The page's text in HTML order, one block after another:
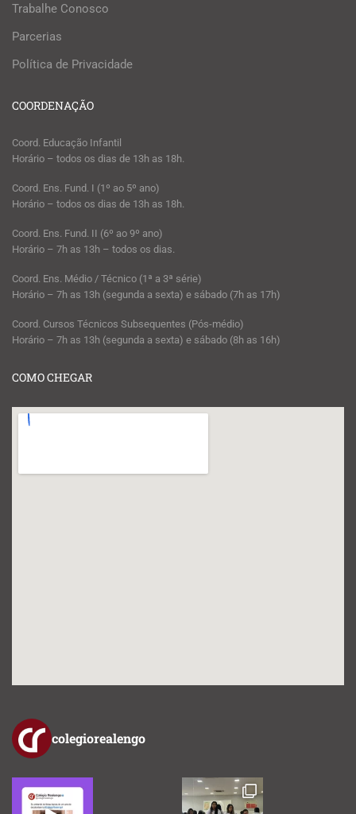
Trabalhe Conosco
Parcerias
Política de Privacidade
COORDENAÇÃO
Coord. Educação Infantil
Horário – todos os dias de 13h as 18h.
Coord. Ens. Fund. I (1º ao 5º ano)
Horário – todos os dias de 13h as 18h.
Coord. Ens. Fund. II (6º ao 9º ano)
Horário – 7h as 13h – todos os dias.
Coord. Ens. Médio / Técnico (1ª a 3ª série)
Horário – 7h as 13h (segunda a sexta) e sábado (7h as 17h)
Coord. Cursos Técnicos Subsequentes (Pós-médio)
Horário – 7h as 13h (segunda a sexta) e sábado (8h as 16h)
COMO CHEGAR
colegiorealengo